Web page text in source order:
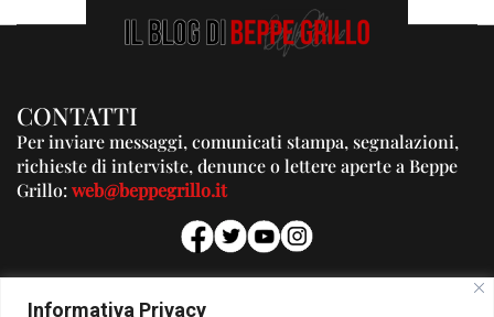
Informativa Privacy
CONTATTI
Per inviare messaggi, comunicati stampa, segnalazioni,
richieste di interviste, denunce o lettere aperte a Beppe
Grillo:web@beppegrillo.it
PUBBLICITA'